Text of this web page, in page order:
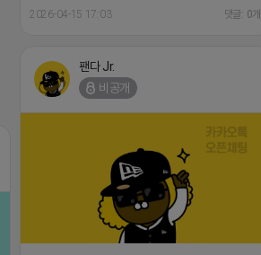
2026-04-15 17:03 댓글: 0개
팬다 Jr.
비공개